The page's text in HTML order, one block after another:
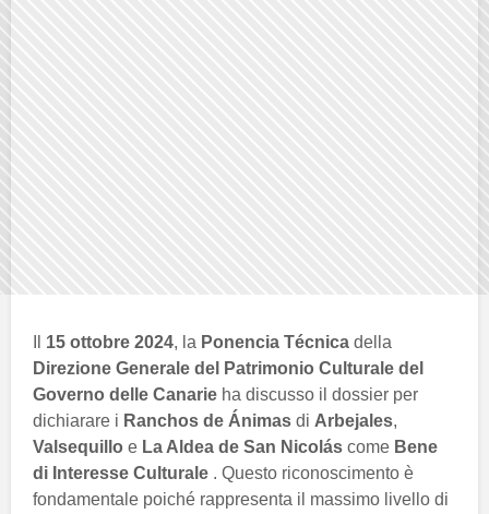
15 ottobre 2024, la Ponencia Técnica della
Direzione Generale del Patrimonio Culturale del
Governo delle Canarie ha discusso il dossier per
dichiarare i Ranchos de Ánimas di Arbejales,
Valsequillo e La Aldea de San Nicolás come Bene
di Interesse Culturale . Questo riconoscimento è
fondamentale poiché rappresenta il massimo livello di